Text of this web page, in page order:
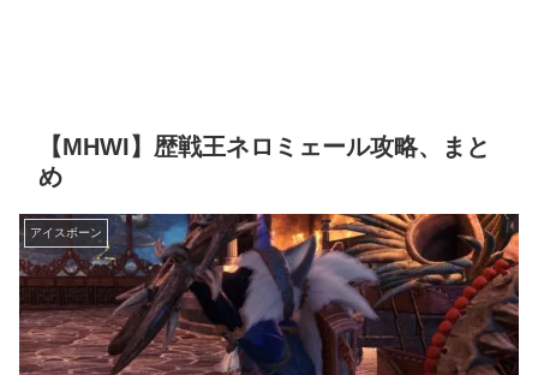
【MHWI】歴戦王ネロミェール攻略、まと
め
アイスボーン